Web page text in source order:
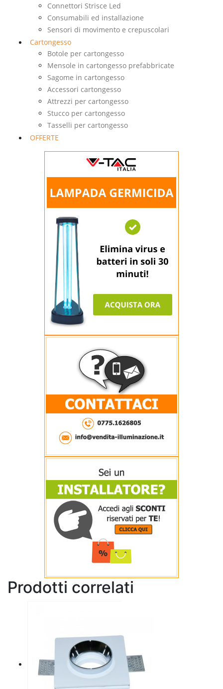
Connettori Strisce Led
Consumabili ed installazione
Sensori di movimento e crepuscolari
Cartongesso
Botole per cartongesso
Mensole in cartongesso prefabbricate
Sagome in cartongesso
Accessori cartongesso
Attrezzi per cartongesso
Stucco per cartongesso
Tasselli per cartongesso
OFFERTE
Prodotti correlati